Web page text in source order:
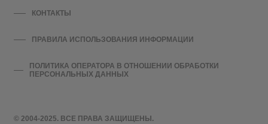
© 2004-2025. ВСЕ ПРАВА ЗАЩИЩЕНЫ.
КОНТАКТЫ
ПРАВИЛА ИСПОЛЬЗОВАНИЯ ИНФОРМАЦИИ
ПОЛИТИКА ОПЕРАТОРА В ОТНОШЕНИИ ОБРАБОТКИ
ПЕРСОНАЛЬНЫХ ДАННЫХ